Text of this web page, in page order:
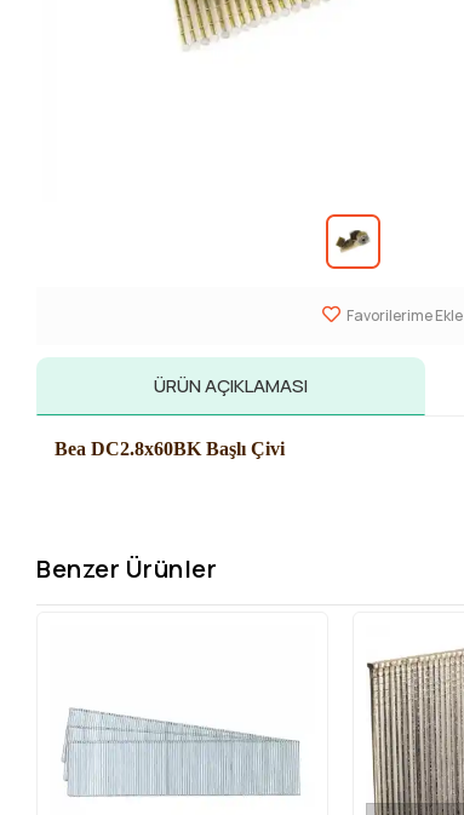
Favorilerime Ekle
ÜRÜN AÇIKLAMASI
Bea DC2.8x60BK Başlı Çivi
Benzer Ürünler